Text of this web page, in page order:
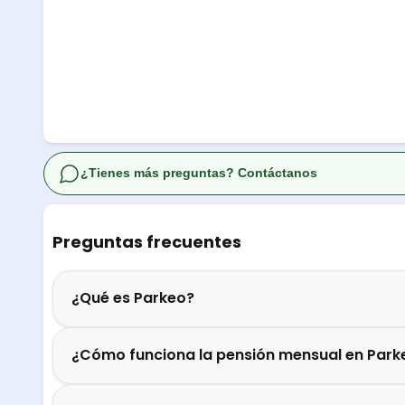
Preguntas frecuentes
¿Qué es Parkeo?
¿Cómo funciona la pensión mensual en
¿Tienes más preguntas? Contáctanos